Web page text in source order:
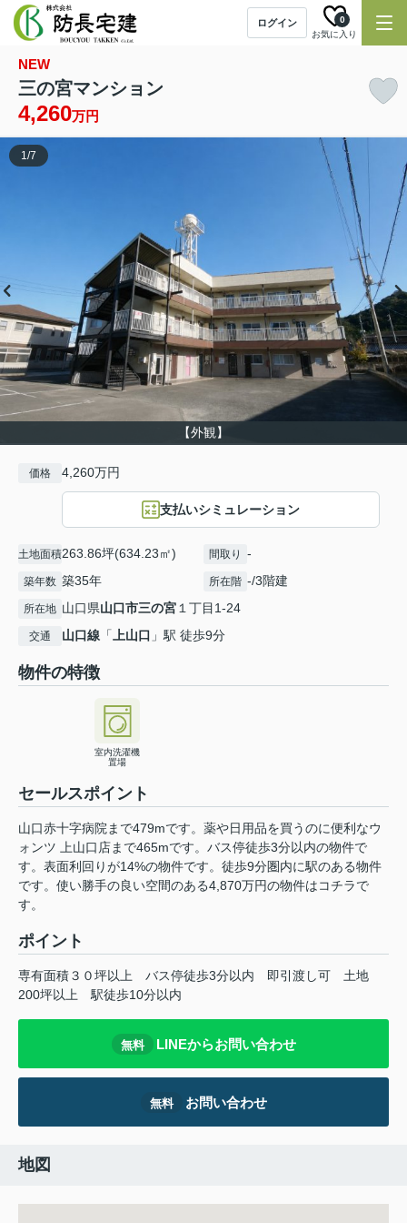
ログイン
お気に入り
0
NEW
三の宮マンション
4,260万円
【外観】
1/7
価格 4,260万円
支払いシミュレーション
土地面積263.86坪(634.23㎡) 間取り -
築年数 築35年 所在階 -/3階建
所在地 山口県山口市三の宮１丁目1-24
交通 山口線 「上山口 」駅 徒歩9分
物件の特徴
室内洗濯機
置場
セールスポイント
山口赤十字病院まで479mです。薬や日用品を買うのに便利なウ
ォンツ 上山口店まで465mです。バス停徒歩3分以内の物件で
す。表面利回りが14%の物件です。徒歩9分圏内に駅のある物件
です。使い勝手の良い空間のある4,870万円の物件はコチラで
す。
ポイント
専有面積３０坪以上 バス停徒歩3分以内 即引渡し可
土地
200坪以上
駅徒歩10分以内
無料 LINEからお問い合わせ
無料 お問い合わせ
地図